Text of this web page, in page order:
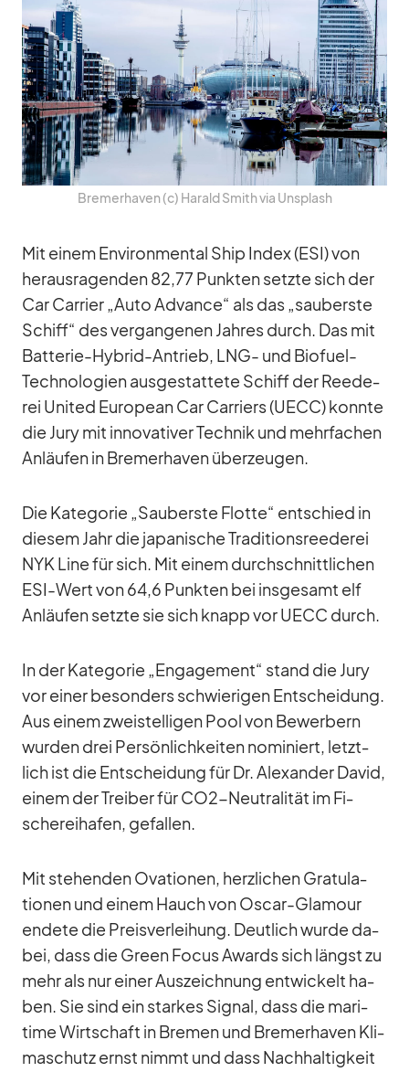
Bre­mer­ha­ven (c) Ha­rald Smith via Un­s­plash
Mit ei­nem En­vi­ron­men­tal Ship In­dex (ESI) von
her­aus­ra­gen­den 82,77 Punk­ten setzte sich der
Car Car­rier „Auto Ad­vance“ als das „sau­berste
Schiff“ des ver­gan­ge­nen Jah­res durch. Das mit
Bat­te­rie-Hy­brid-An­trieb, LNG- und Bio­fuel-
Tech­no­lo­gien aus­ge­stat­tete Schiff der Ree­de­
rei United Eu­ro­pean Car Car­ri­ers (UECC) konnte
die Jury mit in­no­va­ti­ver Tech­nik und mehr­fa­chen
An­läu­fen in Bre­mer­ha­ven über­zeu­gen.
Die Ka­te­go­rie „Sau­berste Flotte“ ent­schied in
die­sem Jahr die ja­pa­ni­sche Tra­di­ti­ons­ree­de­rei
NYK Line für sich. Mit ei­nem durch­schnitt­li­chen
ESI-Wert von 64,6 Punk­ten bei ins­ge­samt elf
An­läu­fen setzte sie sich knapp vor UECC durch.
In der Ka­te­go­rie „En­ga­ge­ment“ stand die Jury
vor ei­ner be­son­ders schwie­ri­gen Ent­schei­dung.
Aus ei­nem zwei­stel­li­gen Pool von Be­wer­bern
wur­den drei Per­sön­lich­kei­ten no­mi­niert, letzt­
lich ist die Ent­schei­dung für Dr. Alex­an­der Da­vid,
ei­nem der Trei­ber für CO2-Neu­tra­li­tät im Fi­
sche­rei­ha­fen, ge­fal­len.
Mit ste­hen­den Ova­tio­nen, herz­li­chen Gra­tu­la­
tio­nen und ei­nem Hauch von Os­car-Gla­mour
en­dete die Preis­ver­lei­hung. Deut­lich wurde da­
bei, dass die Green Fo­cus Awards sich längst zu
mehr als nur ei­ner Aus­zeich­nung ent­wi­ckelt ha­
ben. Sie sind ein star­kes Si­gnal, dass die ma­ri­
time Wirt­schaft in Bre­men und Bre­mer­ha­ven Kli­
ma­schutz ernst nimmt und dass Nach­hal­tig­keit